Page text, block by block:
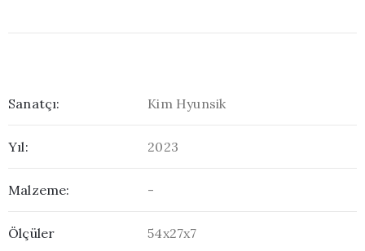
Sanatçı: Kim Hyunsik
Yıl: 2023
Malzeme: -
Ölçüler 54x27x7